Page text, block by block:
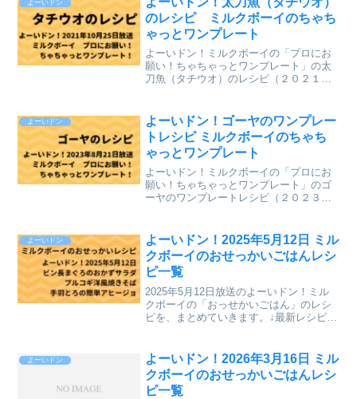
⇒「ミルクボーイのプロにお...
よーいドン
のレシピ ミルクボーイのちゃち
ゃっとワンプレート
よーいドン！ミルクボーイの「プロにお
願い！ちゃちゃっとワンプレート」の太
刀魚（タチウオ）のレシピ（２０２１年
ていきます。↓最新レシピも含めて今まで
のレシピを記事にしていま...
よーいドン
よーいドン！ゴーヤのワンプレー
トレシピ ミルクボーイのちゃち
ゃっとワンプレート
よーいドン！ミルクボーイの「プロにお
願い！ちゃちゃっとワンプレート」のゴ
ーヤのワンプレートレシピ（２０２３年
今までのレシピを記事にしています。
⇒「ミルクボーイのプロに...
よーいドン
よーいドン！2025年5月12日 ミル
クボーイのおせっかいごはんレシ
ピ一覧
2025年5月12日放送のよーいドン！ミル
クボーイの「おっせかいごはん」のレシ
ピを、まとめていきます。↓最新レシピも
ーイのプロにお願い ちゃちゃっとワン
プレート」のレシ...
よーいドン
よーいドン！2026年3月16日 ミル
クボーイのおせっかいごはんレシ
ピ一覧